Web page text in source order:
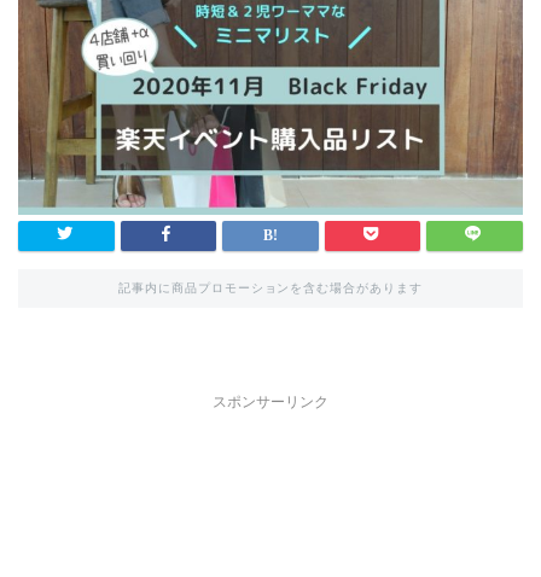
記事内に商品プロモーションを含む場合があります
スポンサーリンク